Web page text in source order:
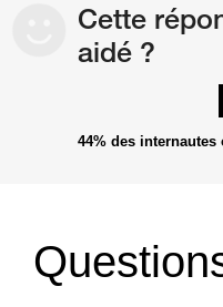
Cette
aidé ?
44% des internautes